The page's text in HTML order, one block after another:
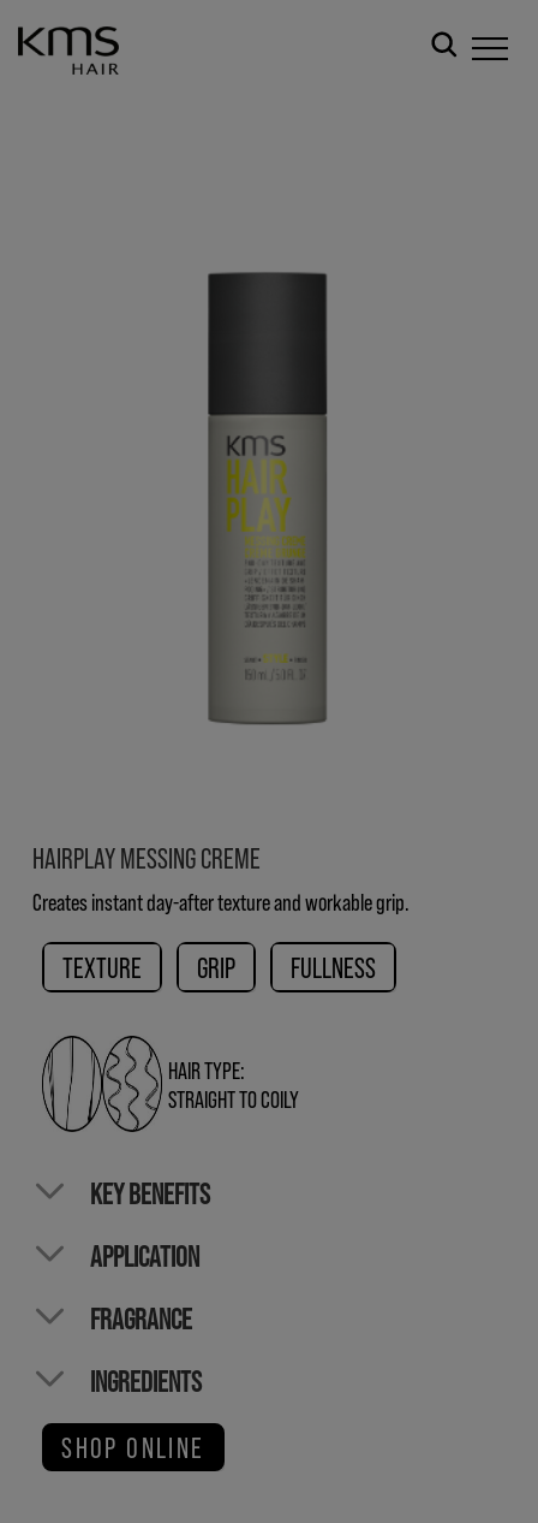
HAIRPLAY MESSING CREME
Creates instant day-after texture and workable grip.
TEXTURE GRIP FULLNESS
HAIR TYPE:
STRAIGHT TO COILY
KEY BENEFITS
APPLICATION
FRAGRANCE
INGREDIENTS
SHOP ONLINE